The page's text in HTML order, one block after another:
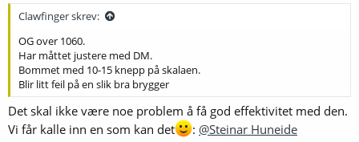
Clawfinger skrev:
OG over 1060.
Har måttet justere med DM.
Bommet med 10-15 knepp på skalaen.
Blir litt feil på en slik bra brygger
Det skal ikke være noe problem å få god effektivitet med den.
Vi får kalle inn en som kan det
: @Steinar Huneide